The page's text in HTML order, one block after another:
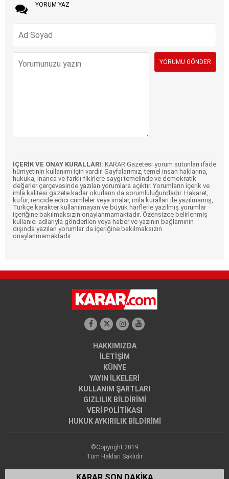
YORUM YAZ
İÇERİK VE ONAY KURALLARI: KARAR Gazetesi yorum sütunları ifade
hürriyetinin kullanımı için vardır. Sayfalarımız, temel insan haklarına,
hukuka, inanca ve farklı fikirlere saygı temelinde ve demokratik
değerler çerçevesinde yazılan yorumlara açıktır. Yorumların içerik ve
imla kalitesi gazete kadar okurların da sorumluluğundadır. Hakaret,
küfür, rencide edici cümleler veya imalar, imla kuralları ile yazılmamış,
Türkçe karakter kullanılmayan ve büyük harflerle yazılmış yorumlar
içeriğine bakılmaksızın onaylanmamaktadır. Özensizce belirlenmiş
kullanıcı adlarıyla gönderilen veya haber ve yazının bağlamının
dışında yazılan yorumlar da içeriğine bakılmaksızın
onaylanmamaktadır.
HAKKIMIZDA
İLETİŞİM
KÜNYE
YAYIN İLKELERİ
KULLANIM ŞARTLARI
GIZLILIK BİLDİRİMİ
VERİ POLİTİKASI
HUKUK AYKIRILIK BİLDİRİMİ
©Copyright 2019
Tüm Hakları Saklıdır
KARAR SON DAKİKA